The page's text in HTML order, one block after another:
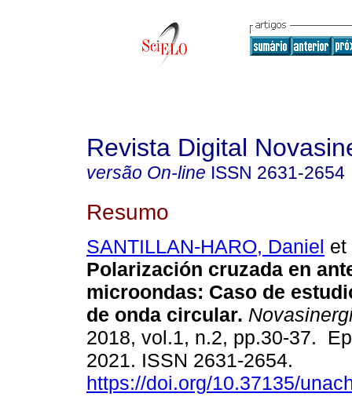
Revista Digital
versão On-line ISSN 2631-2654
Resumo
SANTILLAN-HARO, Daniel et
Polarización cruzada en
microondas: Caso de
de onda circular.
2018, vol.1, n.2, pp.30-37.
2021. ISSN 2631-2654.
https://doi.org/10.37135/